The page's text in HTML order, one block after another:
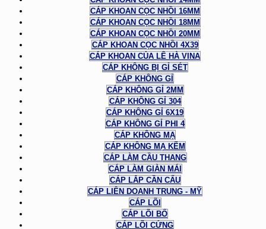
CÁP KHOAN CỌC NHỒI 16MM
CÁP KHOAN CỌC NHỒI 18MM
CÁP KHOAN CỌC NHỒI 20MM
CÁP KHOAN CỌC NHỒI 4X39
CÁP KHOAN CỦA LÊ HÀ VINA
CÁP KHÔNG BỊ GỈ SÉT
CÁP KHÔNG GỈ
CÁP KHÔNG GỈ 2MM
CÁP KHÔNG GỈ 304
CÁP KHÔNG GỈ 6X19
CÁP KHÔNG GỈ PHI 4
CÁP KHÔNG MẠ
CÁP KHÔNG MẠ KẼM
CÁP LÀM CẦU THANG
CÁP LÀM GIÀN MÁI
CÁP LẮP CẦN CẨU
CÁP LIÊN DOANH TRUNG - MỸ
CÁP LÕI
CÁP LÕI BỐ
CÁP LÕI CỨNG